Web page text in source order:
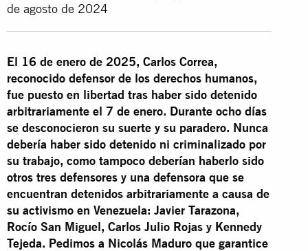
de agosto de 2024
El 16 de enero de 2025, Carlos Correa,
reconocido defensor de los derechos humanos,
fue puesto en libertad tras haber sido detenido
arbitrariamente el 7 de enero. Durante ocho días
se desconocieron su suerte y su paradero. Nunca
debería haber sido detenido ni criminalizado por
su trabajo, como tampoco deberían haberlo sido
otros tres defensores y una defensora que se
encuentran detenidos arbitrariamente a causa de
su activismo en Venezuela: Javier Tarazona,
Rocío San Miguel, Carlos Julio Rojas y Kennedy
Tejeda. Pedimos a Nicolás Maduro que garantice